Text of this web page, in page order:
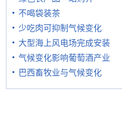
不喝袋装茶
少吃肉可抑制气候变化
大型海上风电场完成安装
气候变化影响葡萄酒产业
巴西畜牧业与气候变化